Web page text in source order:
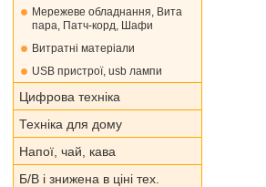
Мережеве обладнання, Вита
пара, Патч-корд, Шафи
Витратні матеріали
USB пристрої, usb лампи
Цифрова техніка
Техніка для дому
Напої, чай, кава
Б/В і знижена в ціні тех.